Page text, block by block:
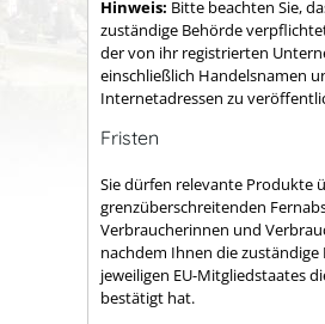
Hinweis: Bitte beachten Sie,
zuständige Behörde
der von ihr registrierten
einschließlich Handelsnamen
Internetadressen zu
Fristen
Sie dürfen relevante Produkte
grenzüberschreitenden
Verbraucherinnen und
nachdem Ihnen die zuständige
jeweiligen EU-Mitgliedstaates
bestätigt hat.